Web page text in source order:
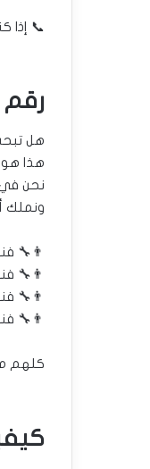
📞 إذا
رقم
هل
هذا
نحن
ونملك
👨‍🔧
👨‍🔧
👨‍🔧
👨‍🔧
كلهم